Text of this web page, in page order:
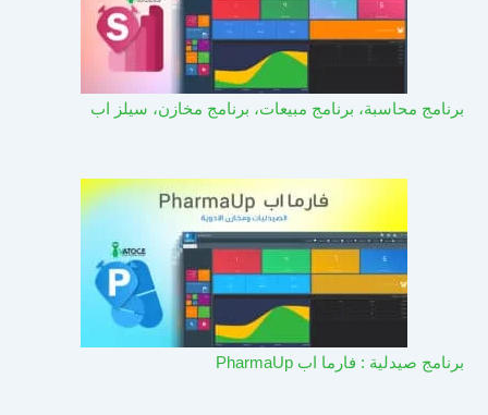
برنامج محاسبة، برنامج مبيعات، برنامج مخازن، سيلز اب
برنامج صيدلية : فارما اب PharmaUp​